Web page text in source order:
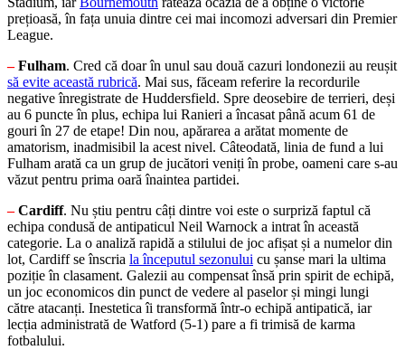
prețioasă, în fața unuia dintre cei mai incomozi adversari din Premier
League.
–Fulham. Cred că doar în unul sau două cazuri londonezii au reușit
să evite această rubrică. Mai sus, făceam referire la recordurile
negative înregistrate de Huddersfield. Spre deosebire de terrieri, deși
au 6 puncte în plus, echipa lui Ranieri a încasat până acum 61 de
gouri în 27 de etape! Din nou, apărarea a arătat momente de
amatorism, inadmisibil la acest nivel. Câteodată, linia de fund a lui
Fulham arată ca un grup de jucători veniți în probe, oameni care s-au
văzut pentru prima oară înaintea partidei.
–Cardiff. Nu știu pentru câți dintre voi este o surpriză faptul că
echipa condusă de antipaticul Neil Warnock a intrat în această
categorie. La o analiză rapidă a stilului de joc afișat și a numelor din
lot, Cardiff se înscria la începutul sezonului cu șanse mari la ultima
poziție în clasament. Galezii au compensat însă prin spirit de echipă,
un joc economicos din punct de vedere al paselor și mingi lungi
către atacanți. Inestetica îi transformă într-o echipă antipatică, iar
lecția administrată de Watford (5-1) pare a fi trimisă de karma
fotbalului.